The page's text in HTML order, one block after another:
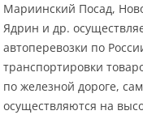
Мариинский Посад,
Ядрин и др.
автоперевозки по
транспортировки
по железной дороге,
осуществляются на